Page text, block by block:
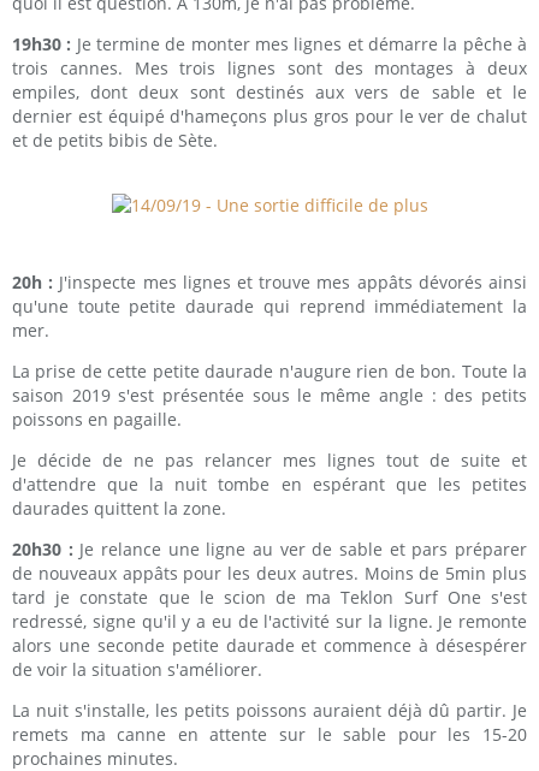
19h30 : Je termine de monter mes lignes et démarre la pêche à
trois cannes. Mes trois lignes sont des montages à deux
empiles, dont deux sont destinés aux vers de sable et le
dernier est équipé d'hameçons plus gros pour le ver de chalut
et de petits bibis de Sète.
20h : J'inspecte mes lignes et trouve mes appâts dévorés ainsi
qu'une toute petite daurade qui reprend immédiatement la
mer.
La prise de cette petite daurade n'augure rien de bon. Toute la
saison 2019 s'est présentée sous le même angle : des petits
poissons en pagaille.
Je décide de ne pas relancer mes lignes tout de suite et
d'attendre que la nuit tombe en espérant que les petites
daurades quittent la zone.
20h30 : Je relance une ligne au ver de sable et pars préparer
de nouveaux appâts pour les deux autres. Moins de 5min plus
tard je constate que le scion de ma Teklon Surf One s'est
redressé, signe qu'il y a eu de l'activité sur la ligne. Je remonte
alors une seconde petite daurade et commence à désespérer
de voir la situation s'améliorer.
La nuit s'installe, les petits poissons auraient déjà dû partir. Je
remets ma canne en attente sur le sable pour les 15-20
prochaines minutes.